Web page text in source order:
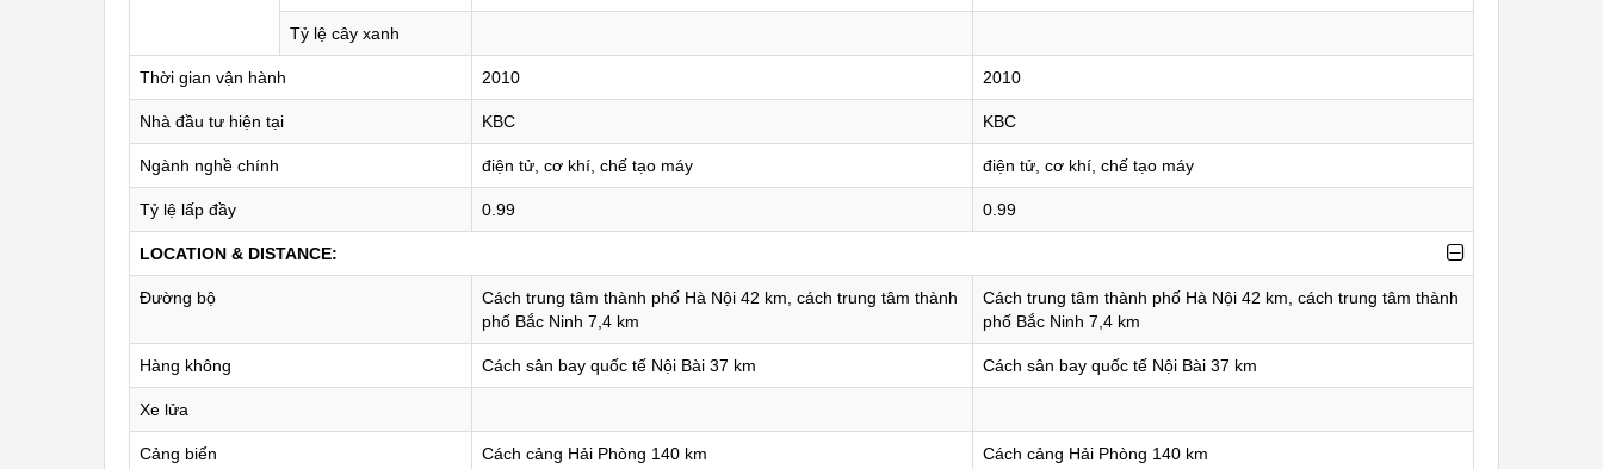
Tỷ lệ cây xanh
Thời gian vận hành 2010 2010
Nhà đầu tư hiện tại KBC KBC
Ngành nghề chính điện tử, cơ khí, chế tạo máy điện tử, cơ khí, chế tạo máy
Tỷ lệ lấp đầy 0.99 0.99
LOCATION & DISTANCE:
Đường bộ
Cách trung tâm thành phố Hà Nội 42 km, cách trung tâm thành
phố Bắc Ninh 7,4 km
Cách trung tâm thành phố Hà Nội 42 km, cách trung tâm thành
phố Bắc Ninh 7,4 km
Hàng không Cách sân bay quốc tế Nội Bài 37 km Cách sân bay quốc tế Nội Bài 37 km
Xe lửa
Cảng biển Cách cảng Hải Phòng 140 km Cách cảng Hải Phòng 140 km